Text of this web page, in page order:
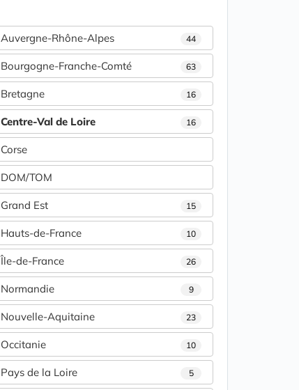
Auvergne-Rhône-Alpes 44
Bourgogne-Franche-Comté 63
Bretagne 16
Centre-Val de Loire 16
Corse
DOM/TOM
Grand Est 15
Hauts-de-France 10
Île-de-France 26
Normandie 9
Nouvelle-Aquitaine 23
Occitanie 10
Pays de la Loire 5